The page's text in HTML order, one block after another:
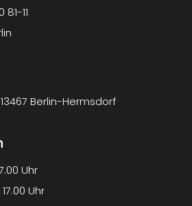
11
Berlin-Hermsdorf
Uhr
Uhr